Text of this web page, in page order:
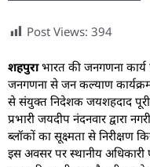
Post Views: 394
शहपुराभारत की जनगणना कार्य
जनगणना से जन कल्याण
से संयुक्त निदेशक जयशहदाद
प्रभारी जयदीप नंदनवार द्वारा
ब्लॉकों का सूक्ष्मता से निरीक्षण
इस अवसर पर स्थानीय अधिकारी